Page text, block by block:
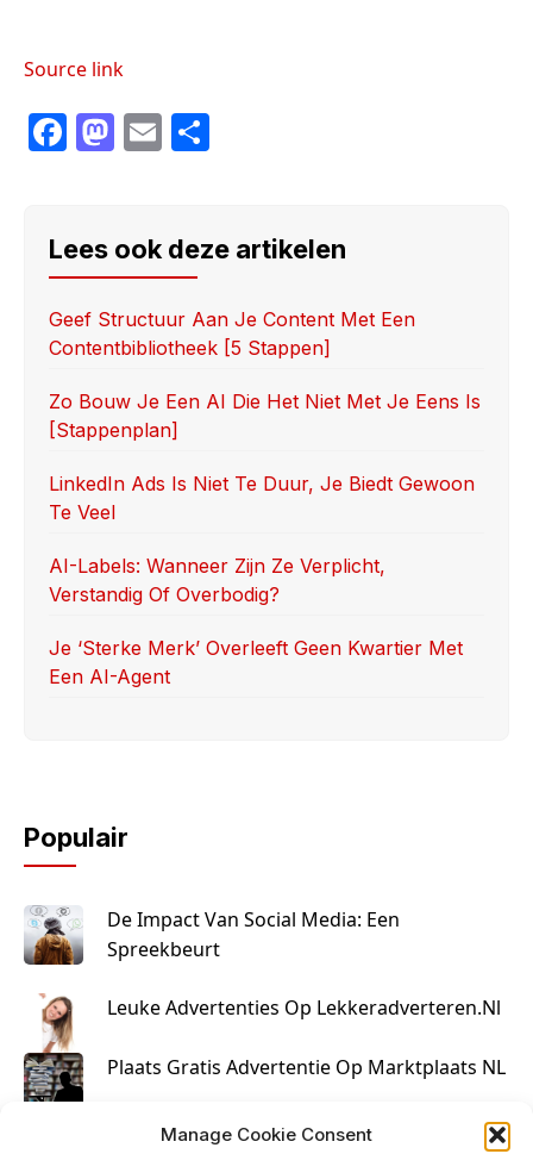
Manage Cookie Consent
Source link
F
e
b
o
o
k
M
o
d
o
n
E
e
Lees ook deze artikelen
Geef Structuur Aan Je Content Met Een
Contentbibliotheek [5 Stappen]
Zo Bouw Je Een AI Die Het Niet Met Je Eens Is
[stappenplan]
LinkedIn Ads Is Niet Te Duur, Je Biedt Gewoon
Te Veel
AI-Labels: Wanneer Zijn Ze Verplicht,
Verstandig Of Overbodig?
Je ‘sterke Merk’ Overleeft Geen Kwartier Met
Een AI-Agent
Populair
De Impact Van Social Media: Een
Spreekbeurt
Leuke Advertenties Op Lekkeradverteren.nl
Plaats Gratis Advertentie Op Marktplaats NL
Kruisbestuiving Voor Succesvolle Marketing